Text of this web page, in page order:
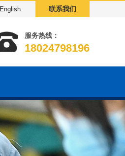
English 联系我们
服务热线：
18024798196